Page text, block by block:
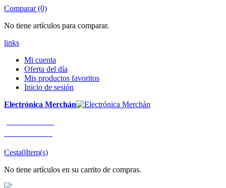
Comparar (0)
No tiene artículos para comparar.
links
Mi cuenta
Oferta del día
Mis productos favoritos
Inicio de sesión
Electrónica Merchán
Cesta0Item(s)
No tiene artículos en su carrito de compras.